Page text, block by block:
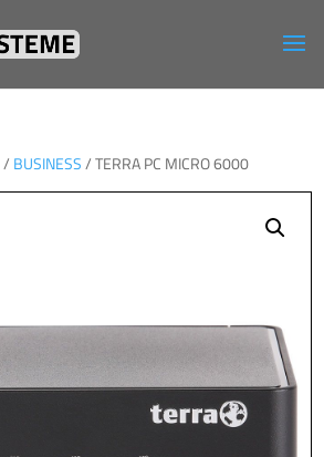
/ BUSINESS/ TERRA PC MICRO 6000